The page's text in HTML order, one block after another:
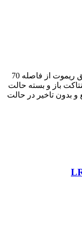
خرید کنترل ریموتی 12 کانال کنترل از طریق ریموت از فاصله 70
باز و بسته حالت
بدون تاخیر در حالت